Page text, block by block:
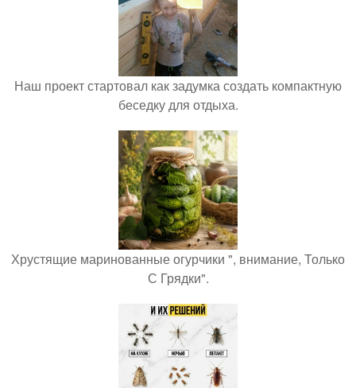
Наш проект стартовал как задумка создать компактную
беседку для отдыха.
Хрустящие маринованные огурчики ", внимание, Только
С Грядки".